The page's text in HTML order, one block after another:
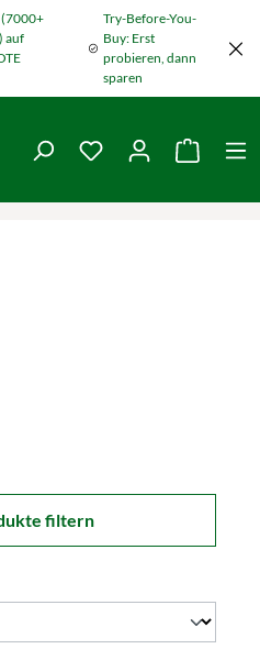
(7000+
auf
Try-Before-You-
Buy: Erst
probieren, dann
sparen
Du hast 0
filtern